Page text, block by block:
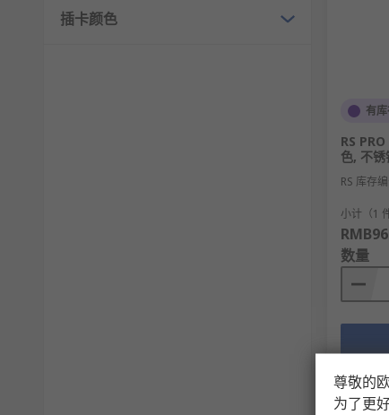
插卡颜色
有
RS
色, 不
RS 库存
小计（1
数量
尊敬的
为了更